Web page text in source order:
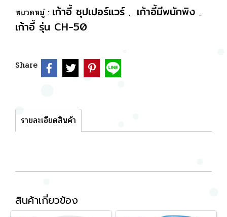
หมวดหมู่ : เก้าอี้ ซุปเปอร์แวร์ , เก้าอี้มีพนักพิง ,
เก้าอี้ รุ่น CH-50
Share
รายละเอียดสินค้า
สินค้าเกี่ยวข้อง